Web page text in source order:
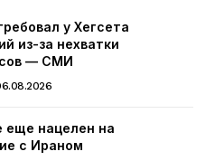
у Хегсета
из-за нехватки
— СМИ
еще нацелен на
с Ираном